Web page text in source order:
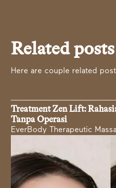
Related posts
Here are couple related
Treatment Zen Lift:
Tanpa Operasi
EverBody Therapeutic